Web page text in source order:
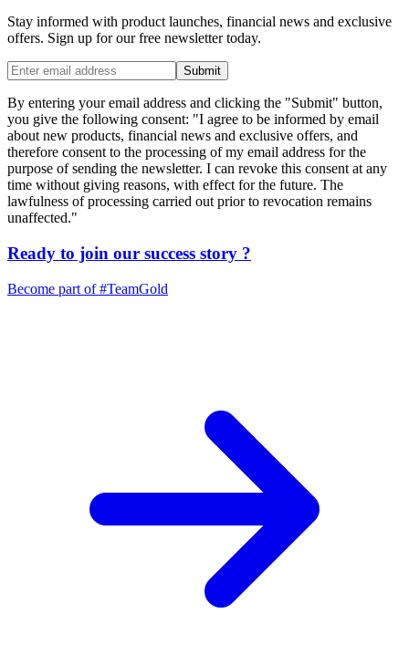
Stay informed with product launches, financial news and exclusive
offers. Sign up for our free newsletter today.
Submit
By entering your email address and clicking the "Submit" button,
you give the following consent: "I agree to be informed by email
about new products, financial news and exclusive offers, and
therefore consent to the processing of my email address for the
purpose of sending the newsletter. I can revoke this consent at any
time without giving reasons, with effect for the future. The
lawfulness of processing carried out prior to revocation remains
unaffected."
Ready to join our success story ?
Become part of#TeamGold